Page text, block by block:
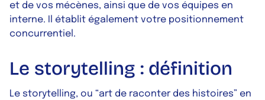
et de vos mécènes, ainsi que de vos équipes en
interne. Il établit également votre positionnement
concurrentiel.
Le storytelling : définition
Le storytelling, ou “art de raconter des histoires” en